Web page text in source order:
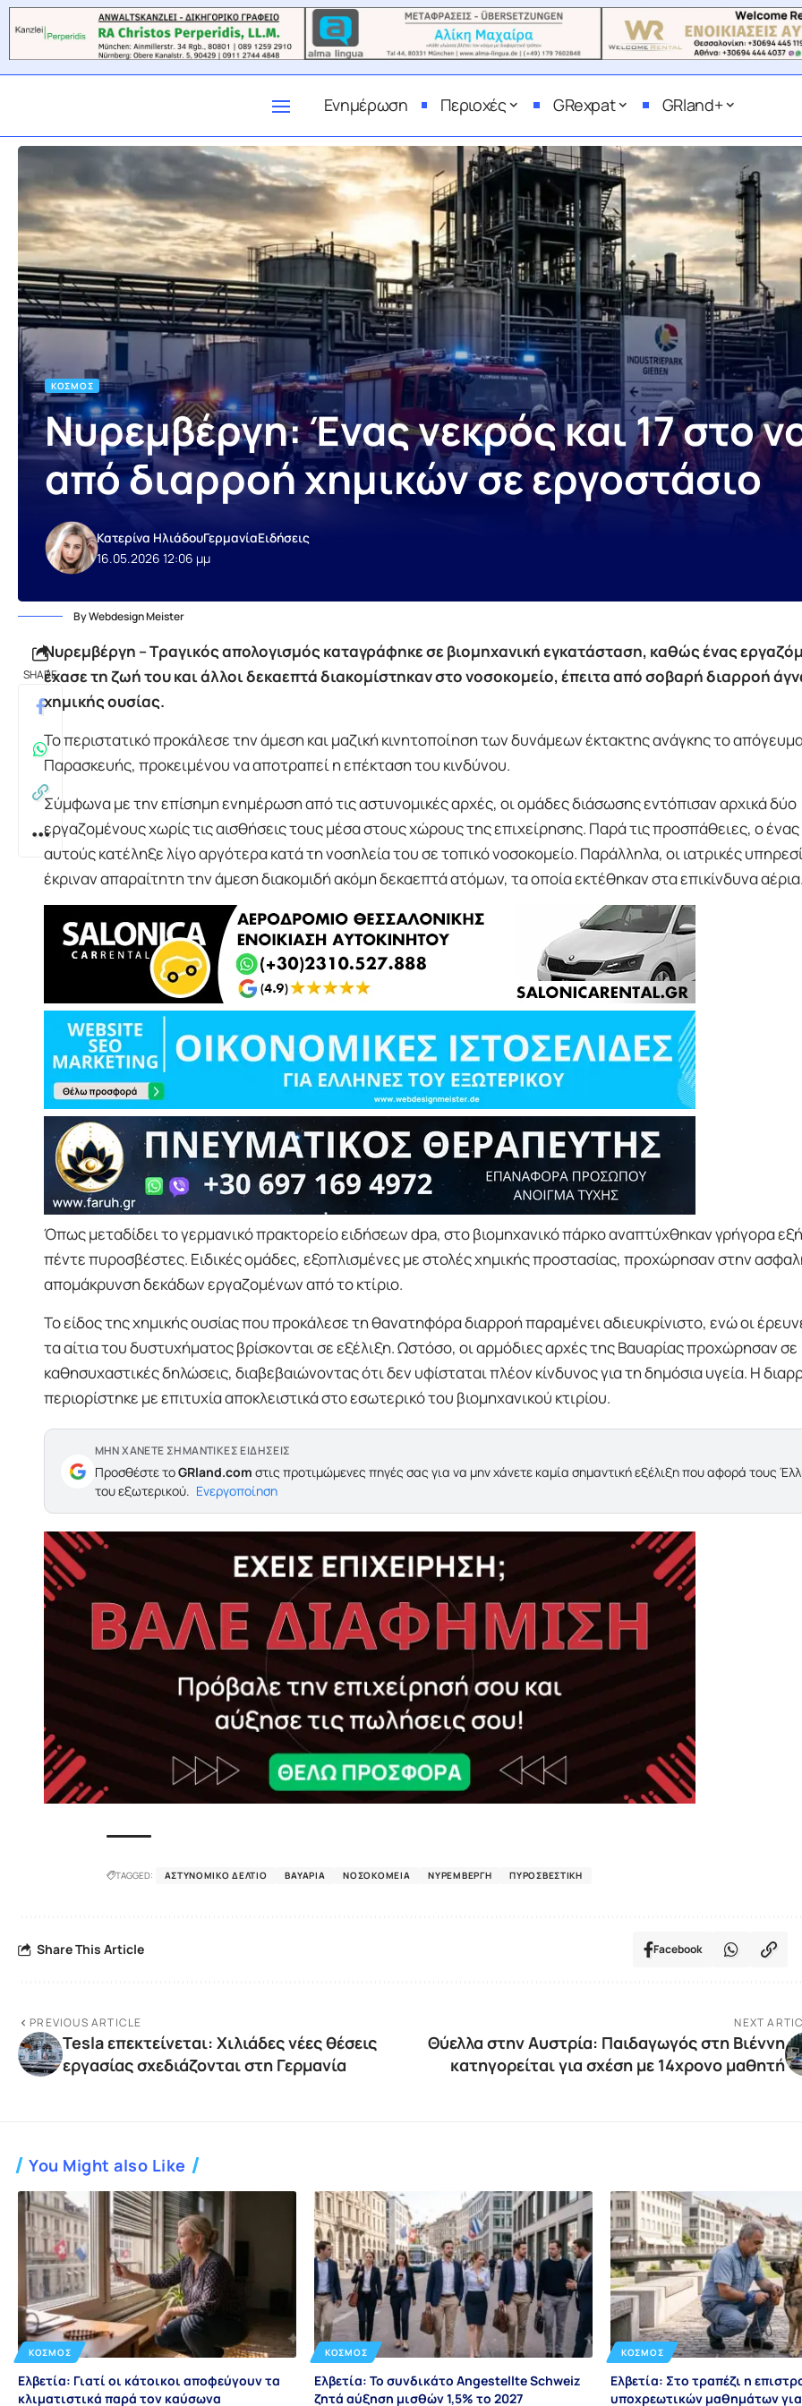
Ενημέρωση Περιοχές GRexpat GRland+
ΚΌΣΜΟΣ
Νυρεμβέργη: Ένας νεκρός και 17 στο
από διαρροή χημικών σε εργοστάσιο
16.05.2026 12:06 μμ
Κατερίνα ΗλιάδουΓερμανίαΕιδήσεις
By Webdesign Meister
SHARE
Νυρεμβέργη – Τραγικός απολογισμός καταγράφηκε σε βιομηχανική εγκατάσταση, καθώς ένας
έχασε τη ζωή του και άλλοι δεκαεπτά διακομίστηκαν στο νοσοκομείο, έπειτα από σοβαρή διαρροή
χημικής ουσίας.
Το περιστατικό προκάλεσε την άμεση και μαζική κινητοποίηση των δυνάμεων έκτακτης ανάγκης το
Παρασκευής, προκειμένου να αποτραπεί η επέκταση του κινδύνου.
Σύμφωνα με την επίσημη ενημέρωση από τις αστυνομικές αρχές, οι ομάδες διάσωσης εντόπισαν αρχικά δύο
εργαζομένους χωρίς τις αισθήσεις τους μέσα στους χώρους της επιχείρησης. Παρά τις προσπάθειες, ο
αυτούς κατέληξε λίγο αργότερα κατά τη νοσηλεία του σε τοπικό νοσοκομείο. Παράλληλα, οι ιατρικές
έκριναν απαραίτητη την άμεση διακομιδή ακόμη δεκαεπτά ατόμων, τα οποία εκτέθηκαν στα επικίνδυνα αέρια.
Όπως μεταδίδει το γερμανικό πρακτορείο ειδήσεων dpa, στο βιομηχανικό πάρκο αναπτύχθηκαν γρήγορα
πέντε πυροσβέστες. Ειδικές ομάδες, εξοπλισμένες με στολές χημικής προστασίας, προχώρησαν στην
απομάκρυνση δεκάδων εργαζομένων από το κτίριο.
Το είδος της χημικής ουσίας που προκάλεσε τη θανατηφόρα διαρροή παραμένει αδιευκρίνιστο, ενώ οι
τα αίτια του δυστυχήματος βρίσκονται σε εξέλιξη. Ωστόσο, οι αρμόδιες αρχές της Βαυαρίας προχώρησαν σε
καθησυχαστικές δηλώσεις, διαβεβαιώνοντας ότι δεν υφίσταται πλέον κίνδυνος για τη δημόσια υγεία. Η
περιορίστηκε με επιτυχία αποκλειστικά στο εσωτερικό του βιομηχανικού κτιρίου.
ΜΗΝ ΧΑΝΕΤΕ ΣΗΜΑΝΤΙΚΕΣ ΕΙΔΗΣΕΙΣ
Προσθέστε τοGRland.com στις προτιμώμενες πηγές σας για να μην χάνετε καμία σημαντική εξέλιξη που αφορά τους
του εξωτερικού. Ενεργοποίηση
TAGGED: ΑΣΤΥΝΟΜΙΚΌ ΔΕΛΤΊΟ ΒΑΥΑΡΊΑ ΝΟΣΟΚΟΜΕΊΑ ΝΥΡΕΜΒΈΡΓΗ ΠΥΡΟΣΒΕΣΤΙΚΉ
Share This Article Facebook
PREVIOUS ARTICLE
Tesla επεκτείνεται: Χιλιάδες νέες θέσεις
εργασίας σχεδιάζονται στη Γερμανία
NEXT
Θύελλα στην Αυστρία: Παιδαγωγός στη Βιέννη
κατηγορείται για σχέση με 14χρονο μαθητή
You Might also Like
ΚΌΣΜΟΣ
Ελβετία: Γιατί οι κάτοικοι αποφεύγουν τα
κλιματιστικά παρά τον καύσωνα
ΚΌΣΜΟΣ
Ελβετία: Το συνδικάτο Angestellte Schweiz
ζητά αύξηση μισθών 1,5% το 2027
ΚΌΣΜΟΣ
Ελβετία: Στο τραπέζι η
υποχρεωτικών μαθημάτων